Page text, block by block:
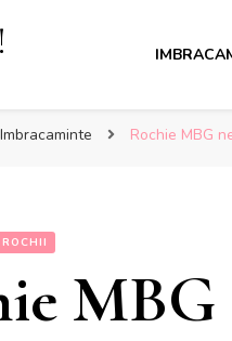
Imbracaminte Rochie MBG
ROCHII
MBG